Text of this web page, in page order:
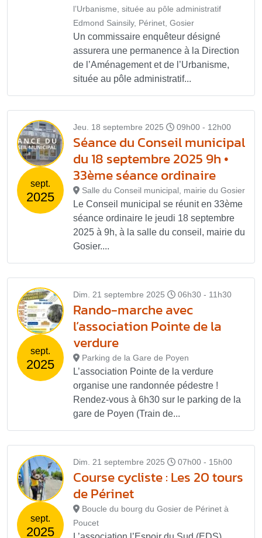
l’Urbanisme, située au pôle administratif
Edmond Sainsily, Périnet, Gosier
Un commissaire enquêteur désigné
assurera une permanence à la Direction
de l’Aménagement et de l’Urbanisme,
située au pôle administratif...
sept.
2025
Jeu. 18 septembre 2025 09h00 - 12h00
Séance du Conseil municipal
du 18 septembre 2025 9h •
33ème séance ordinaire
Salle du Conseil municipal, mairie du Gosier
Le Conseil municipal se réunit en 33ème
séance ordinaire le jeudi 18 septembre
2025 à 9h, à la salle du conseil, mairie du
Gosier....
sept.
2025
Dim. 21 septembre 2025 06h30 - 11h30
Rando-marche avec
l’association Pointe de la
verdure
Parking de la Gare de Poyen
L’association Pointe de la verdure
organise une randonnée pédestre !
Rendez-vous à 6h30 sur le parking de la
gare de Poyen (Train de...
sept.
2025
Dim. 21 septembre 2025 07h00 - 15h00
Course cycliste : Les 20 tours
de Périnet
Boucle du bourg du Gosier de Périnet à
Poucet